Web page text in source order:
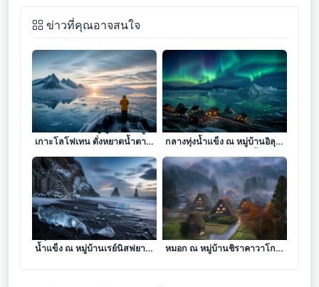
ข่าวที่คุณอาจสนใจ
ล่องเรือแห่งจิตวิญญาณในหมู่
เกาะโลโฟเทน ดั่งหยาดน้ำตา
แห่งมหาสมุทรที่ร่วงหล่นลงใน
อ้อมกอดของอาร์กติก
ดั่งรอยจารึกแห่งความเงียบงัน
กลางทุ่งน้ำแข็ง ณ หมู่บ้านอิลุล
ลิสแซท ดินแดนที่ภูเขาน้ำแข็ง
ร่ายรำใต้แสงเหนือ
มธุรสแห่งความเงียบในดินแดน
น้ำแข็ง ณ หมู่บ้านเรย์นิสฟยา
ดั่งรอยจารึกแห่งมนตรากลางไอ
หมอก ณ หมู่บ้านชิราคาวาโกะ